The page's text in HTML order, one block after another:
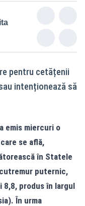
pentru cetățenii
intenționează să
emis miercuri o
se află,
în Statele
cutremur puternic,
8,8, produs în largul
. În urma